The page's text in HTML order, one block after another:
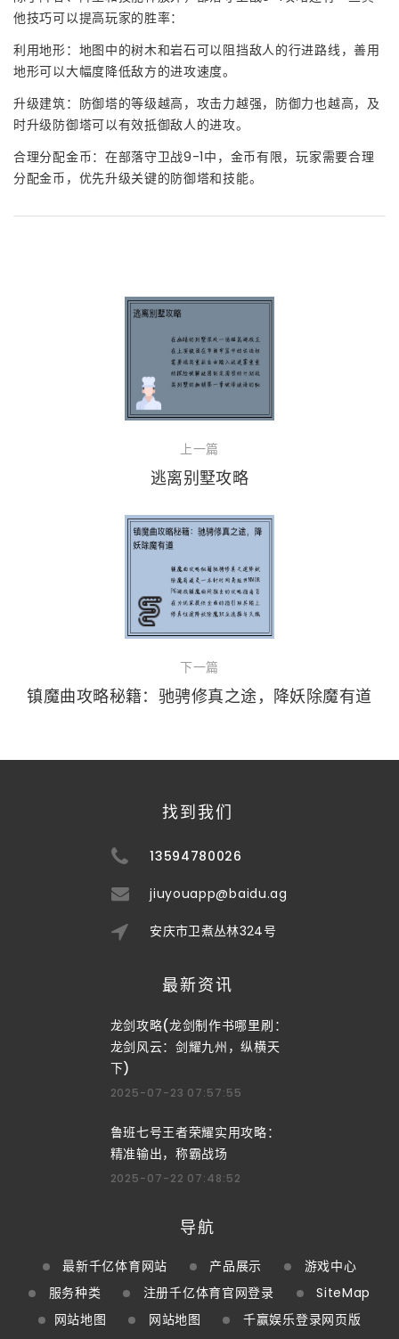
他技巧可以提高玩家的胜率：
利用地形：地图中的树木和岩石可以阻挡敌人的行进路线，善用
地形可以大幅度降低敌方的进攻速度。
升级建筑：防御塔的等级越高，攻击力越强，防御力也越高，及
时升级防御塔可以有效抵御敌人的进攻。
合理分配金币：在部落守卫战9-1中，金币有限，玩家需要合理
分配金币，优先升级关键的防御塔和技能。
上一篇
逃离别墅攻略
下一篇
镇魔曲攻略秘籍：驰骋修真之途，降妖除魔有道
找到我们
13594780026
jiuyouapp@baidu.ag
安庆市卫煮丛林324号
最新资讯
龙剑攻略(龙剑制作书哪里刷：
龙剑风云：剑耀九州，纵横天
下)
2025-07-23 07:57:55
鲁班七号王者荣耀实用攻略：
精准输出，称霸战场
2025-07-22 07:48:52
导航
最新千亿体育网站 产品展示
游戏中心
服务种类
注册千亿体育官网登录
SiteMap
网站地图
网站地图
千赢娱乐登录网页版